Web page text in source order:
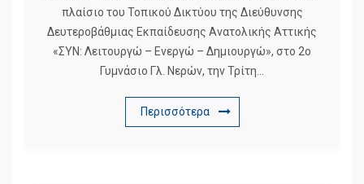
πλαίσιο του Τοπικού Δικτύου της Διεύθυνσης
Δευτεροβάθμιας Εκπαίδευσης Ανατολικής Αττικής
«ΣΥΝ: Λειτουργώ – Ενεργώ – Δημιουργώ», στο 2ο
Γυμνάσιο Γλ. Νερών, την Τρίτη…
Περισσότερα